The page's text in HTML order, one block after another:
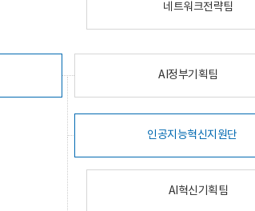
네트워크전략팀
AI정부기획팀
인공지능혁신지원단
AI혁신기획팀